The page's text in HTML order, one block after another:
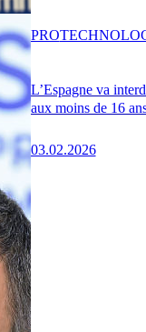
L’Espagne va
aux moins de 16
03.02.2026
PRO